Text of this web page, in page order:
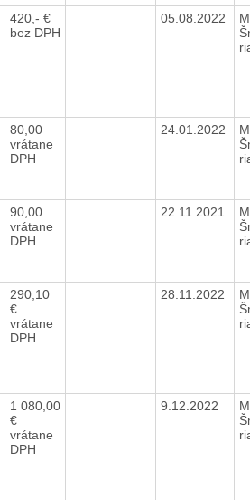
420,- €
bez DPH
05.08.2022
80,00
vrátane
DPH
24.01.2022
90,00
vrátane
DPH
22.11.2021
290,10
€
vrátane
DPH
28.11.2022
1 080,00
€
vrátane
DPH
9.12.2022